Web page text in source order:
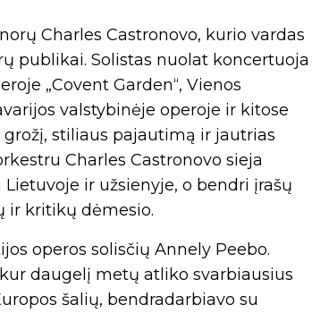
Charles Castronovo, kurio vardas
publikai. Solistas nuolat koncertuoja
„Covent Garden“, Vienos
valstybinėje operoje ir kitose
stiliaus pajautimą ir jautrias
Charles Castronovo sieja
ir užsienyje, o bendri įrašų
ir kritikų dėmesio.
operos solisčių Annely Peebo.
daugelį metų atliko svarbiausius
šalių, bendradarbiavo su